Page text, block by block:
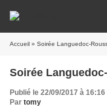
Accueil » Soirée Languedoc-
Soirée
Publié le 22/09/2017 à 16:16
Par tomy